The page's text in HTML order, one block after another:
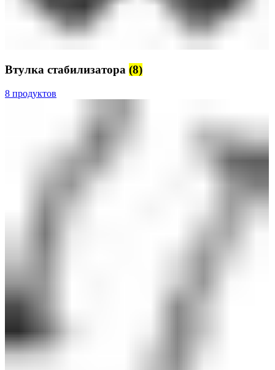
Втулка стабилизатора (8)
8 продуктов